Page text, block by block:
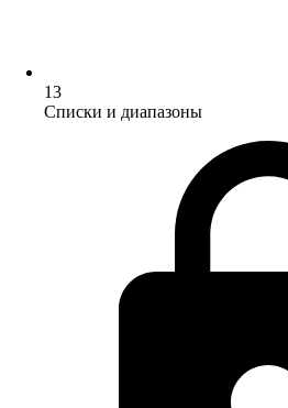
13
Списки и диапазоны